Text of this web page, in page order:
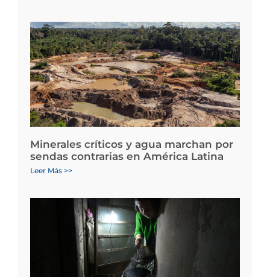
Minerales críticos y agua marchan por
sendas contrarias en América Latina
Leer Más >>